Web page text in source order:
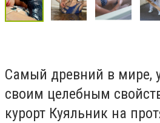
Самый древний в мире,
своим целебным
курорт Куяльник на